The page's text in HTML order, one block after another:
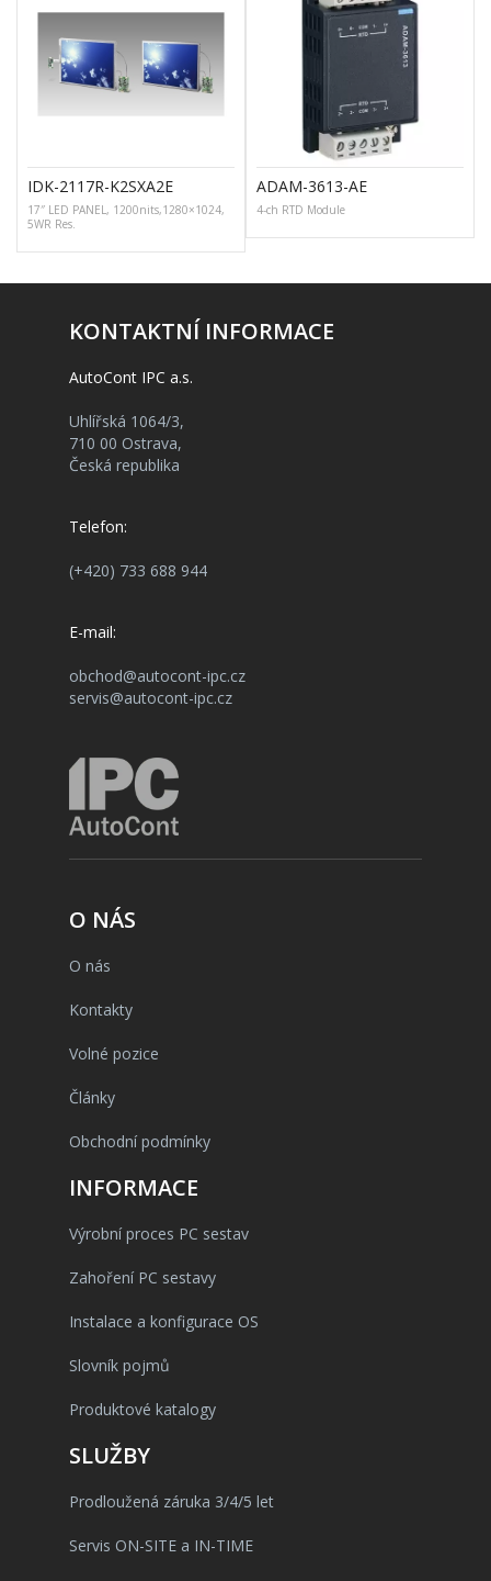
IDK-2117R-K2SXA2E
17″ LED PANEL, 1200nits,1280×1024,
5WR Res.
ADAM-3613-AE
4-ch RTD Module
KONTAKTNÍ INFORMACE
AutoCont IPC a.s.
Uhlířská 1064/3,
710 00 Ostrava,
Česká republika
Telefon:
(+420) 733 688 944
E-mail:
obchod@autocont-ipc.cz
servis@autocont-ipc.cz
O NÁS
O nás
Kontakty
Volné pozice
Články
Obchodní podmínky
INFORMACE
Výrobní proces PC sestav
Zahoření PC sestavy
Instalace a konfigurace OS
Slovník pojmů
Produktové katalogy
SLUŽBY
Prodloužená záruka 3/4/5 let
Servis ON-SITE a IN-TIME